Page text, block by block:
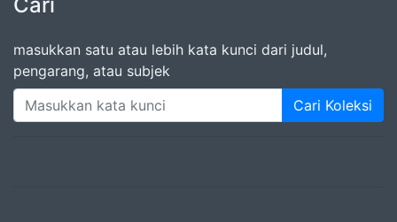
masukkan satu atau lebih kata kunci dari judul,
pengarang, atau subjek
Cari Koleksi